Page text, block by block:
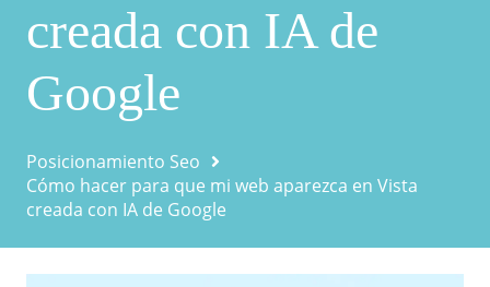
creada con IA de
Google
Posicionamiento Seo
Cómo hacer para que mi web aparezca en Vista
creada con IA de Google